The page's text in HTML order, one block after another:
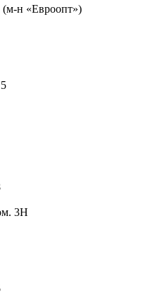
(м-н «Евроопт»)
3Н